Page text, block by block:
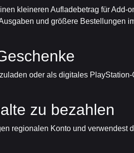
kleineren Aufladebetrag für Add-
und größere Bestellungen
oder als digitales
zu bezahlen
regionalen Konto und verwendest